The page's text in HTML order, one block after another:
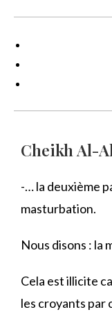
Cheikh Al-
-… la deuxième
masturbation.
Nous disons : la
Cela est illicite
les croyants par